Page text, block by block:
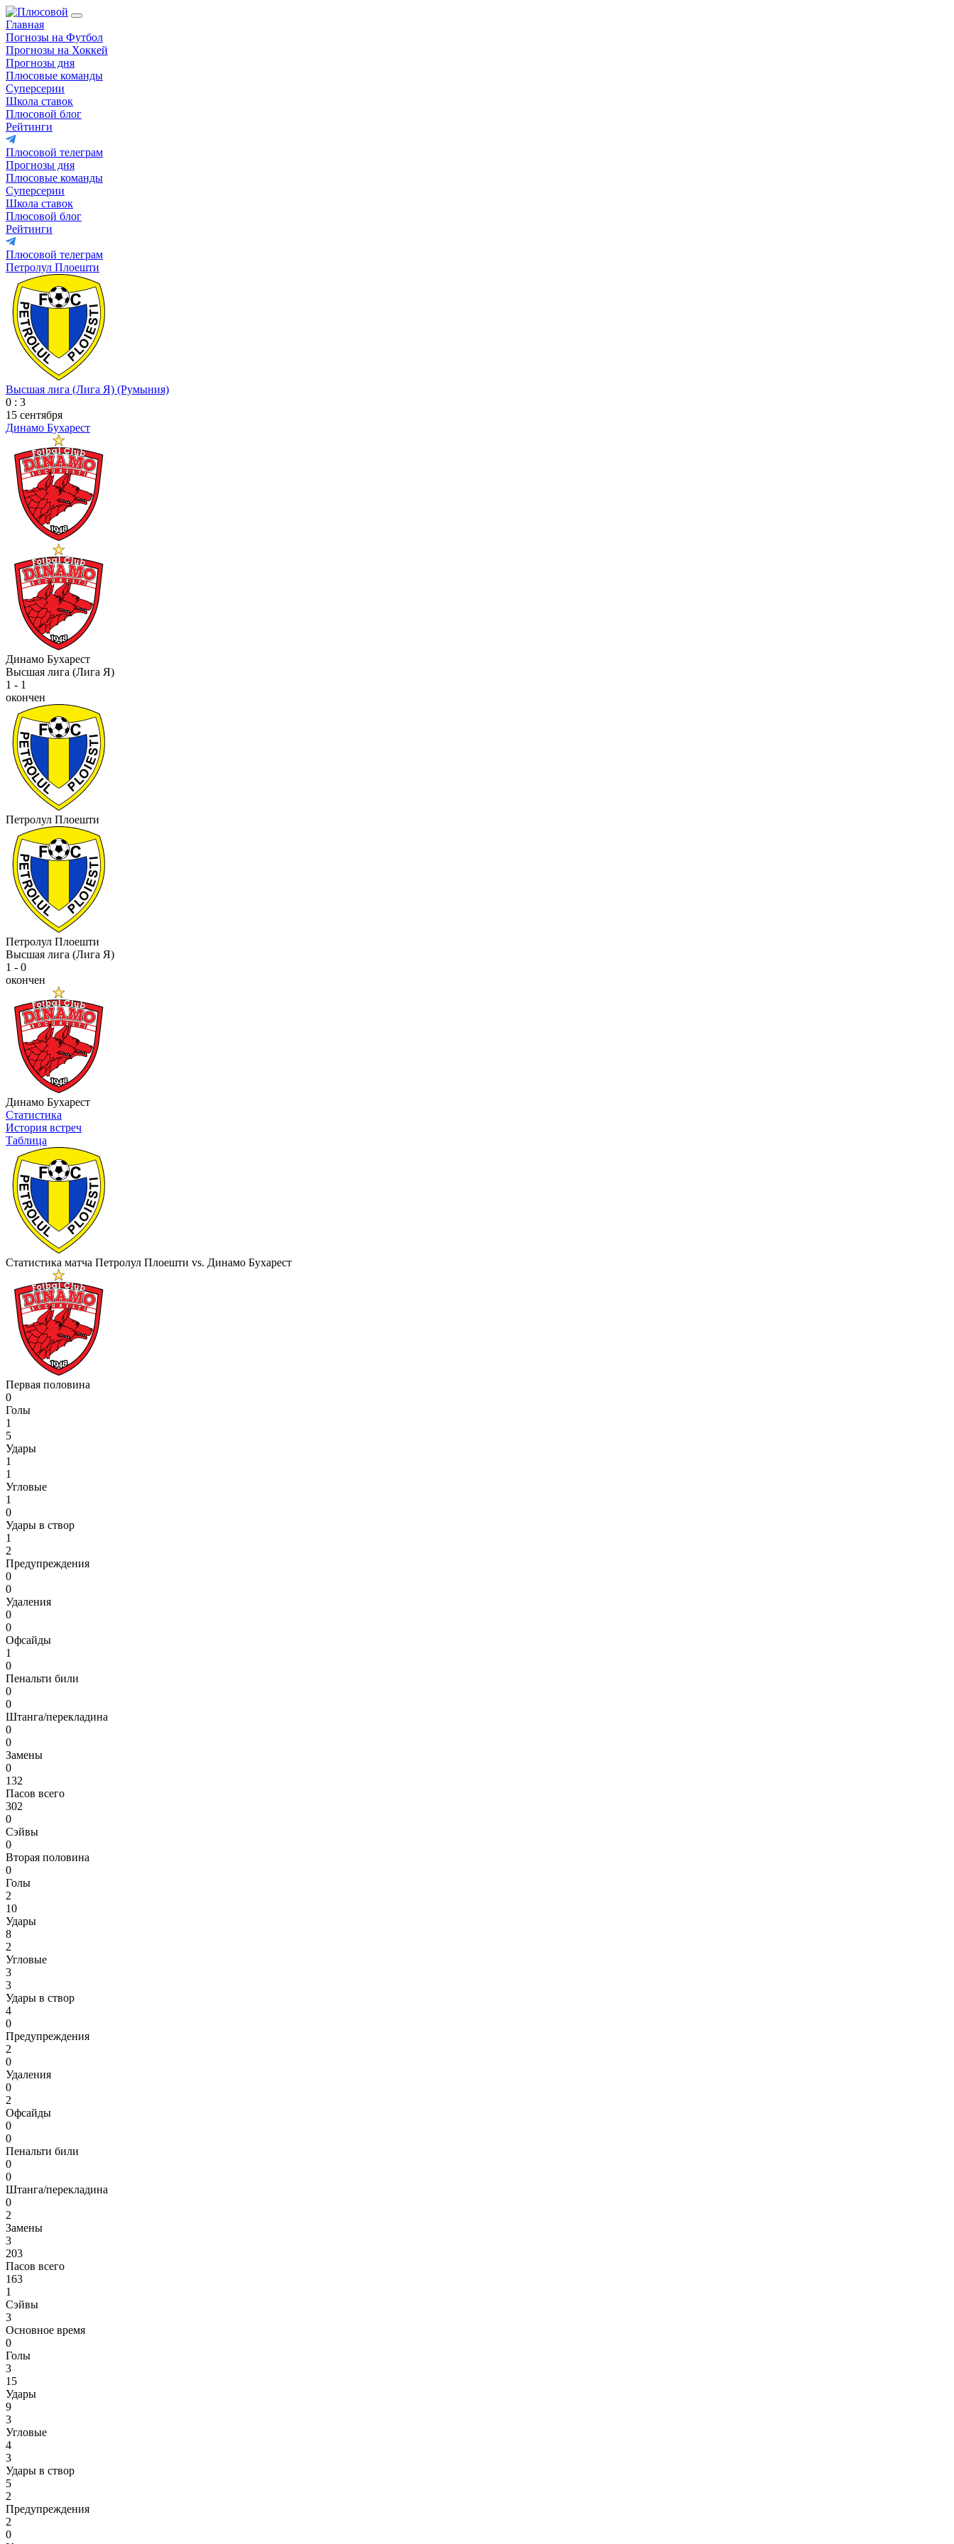
Главная
Погнозы на Футбол
Прогнозы на Хоккей
Прогнозы дня
Плюсовые команды
Суперсерии
Школа ставок
Плюсовой блог
Рейтинги
Плюсовой телеграм
Прогнозы дня
Плюсовые команды
Суперсерии
Школа ставок
Плюсовой блог
Рейтинги
Плюсовой телеграм
Петролул Плоешти
Высшая лига (Лига Я) (Румыния)
0 : 3
15 сентября
Динамо Бухарест
Динамо Бухарест
Высшая лига (Лига Я)
1 - 1
окончен
Петролул Плоешти
Петролул Плоешти
Высшая лига (Лига Я)
1 - 0
окончен
Динамо Бухарест
Статистика
История встреч
Таблица
Статистика матча Петролул Плоешти vs. Динамо Бухарест
Первая половина
0
Голы
1
5
Удары
1
1
Угловые
1
0
Удары в створ
1
2
Предупреждения
0
0
Удаления
0
0
Офсайды
1
0
Пенальти били
0
0
Штанга/перекладина
0
0
Замены
0
132
Пасов всего
302
0
Сэйвы
0
Вторая половина
0
Голы
2
10
Удары
8
2
Угловые
3
3
Удары в створ
4
0
Предупреждения
2
0
Удаления
0
2
Офсайды
0
0
Пенальти били
0
0
Штанга/перекладина
0
2
Замены
3
203
Пасов всего
163
1
Сэйвы
3
Основное время
0
Голы
3
15
Удары
9
3
Угловые
4
3
Удары в створ
5
2
Предупреждения
2
0